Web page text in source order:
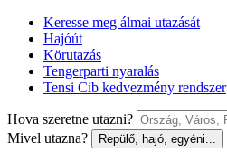
Keresse meg álmai utazását
Hajóút
Körutazás
Tengerparti nyaralás
Tensi Cib kedvezmény rendszer
Hova szeretne utazni?
Mivel utazna?
Repülő, hajó, egyéni...